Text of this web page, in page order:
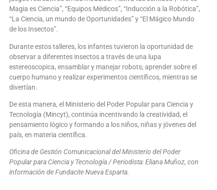
Magia es Ciencia”, “Equipos Médicos”, “Inducción a la Robótica”,
“La Ciencia, un mundo de Oportunidades” y “El Mágico Mundo
de los Insectos”.
Durante estos talleres, los infantes tuvieron la oportunidad de
observar a diferentes insectos a través de una lupa
estereoscopica, ensamblar y manejar robots; aprender sobre el
cuerpo humano y realizar experimentos científicos, mientras se
divertían.
De esta manera, el Ministerio del Poder Popular para Ciencia y
Tecnología (Mincyt), continúa incentivando la creatividad, el
pensamiento lógico y formando a los niños, niñas y jóvenes del
país, en materia científica.
Oficina de Gestión Comunicacional del Ministerio del Poder
Popular para Ciencia y Tecnología / Periodista: Eliana Muñoz, con
información de Fundacite Nueva Esparta.